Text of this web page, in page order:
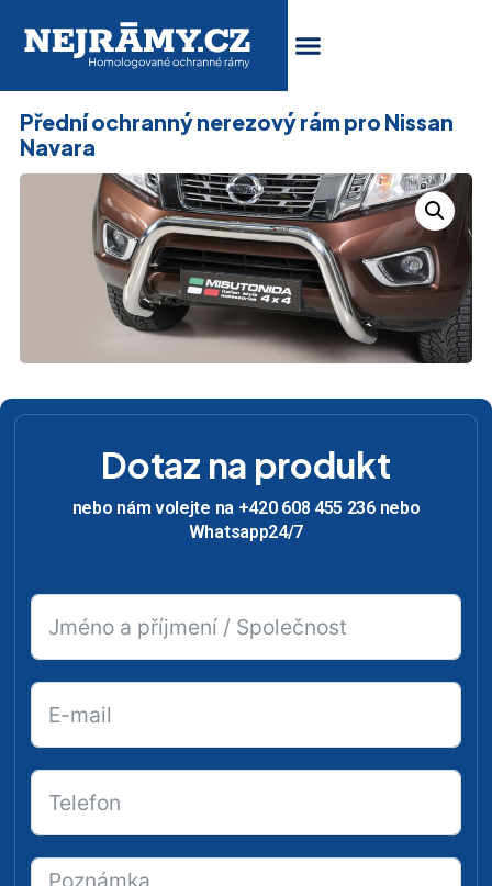
Přední ochranný nerezový rám pro Nissan
Navara
Dotaz na produkt
nebo nám volejte na +420 608 455 236 nebo
Whatsapp24/7